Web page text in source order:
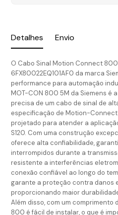
Detalhes Envio
O Cabo Sinal Motion Connect 800
6FX80022EQ101AF0 da marca
performance para automação
MOT-CON 800 5M da Siemens é
precisa de um cabo de sinal de
especificação de Motion-
projetado para atender a
S120. Com uma construção
oferece alta confiabilidade,
interrompidos durante a
resistente a interferências
conexão confiável ao longo do
garante a proteção contra danos
proporcionando maior
Além disso, com um comprimento
800 é fácil de instalar, o que é